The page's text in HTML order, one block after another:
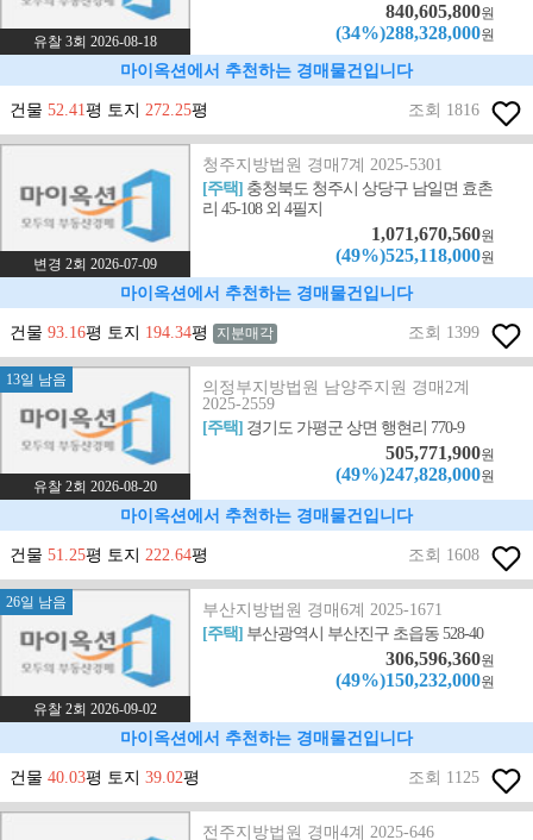
유찰 3회 2026-08-18
840,605,800원
(34%)288,328,000원
마이옥션에서 추천하는 경매물건입니다
건물 52.41평 토지 272.25평 조회 1816
변경 2회 2026-07-09
청주지방법원 경매7계 2025-5301
[주택] 충청북도 청주시 상당구 남일면 효촌
리 45-108 외 4필지
1,071,670,560원
(49%)525,118,000원
마이옥션에서 추천하는 경매물건입니다
건물 93.16평 토지 194.34평 지분매각 조회 1399
13일 남음
유찰 2회 2026-08-20
의정부지방법원 남양주지원 경매2계
2025-2559
[주택] 경기도 가평군 상면 행현리 770-9
505,771,900원
(49%)247,828,000원
마이옥션에서 추천하는 경매물건입니다
건물 51.25평 토지 222.64평 조회 1608
26일 남음
유찰 2회 2026-09-02
부산지방법원 경매6계 2025-1671
[주택] 부산광역시 부산진구 초읍동 528-40
306,596,360원
(49%)150,232,000원
마이옥션에서 추천하는 경매물건입니다
건물 40.03평 토지 39.02평 조회 1125
전주지방법원 경매4계 2025-646